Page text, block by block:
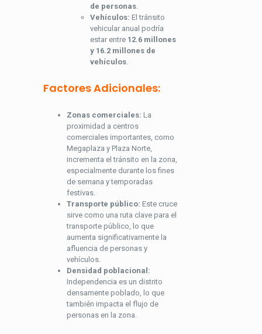
de personas
Vehículos: El tránsito
vehicular anual podría
estar entre 12.6 millones
y 16.2 millones de
vehículos
Factores Adicionales:
Zonas comerciales: La
proximidad a centros
comerciales importantes, como
Megaplaza y Plaza Norte,
incrementa el tránsito en la zona,
especialmente durante los fines
de semana y temporadas
festivas.
Transporte público: Este cruce
sirve como una ruta clave para el
transporte público, lo que
aumenta significativamente la
afluencia de personas y
vehículos.
Densidad poblacional:
Independencia es un distrito
densamente poblado, lo que
también impacta el flujo de
personas en la zona.